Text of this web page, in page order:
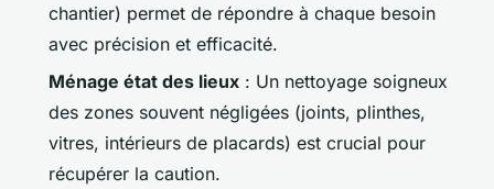
chantier) permet de répondre à chaque besoin
avec précision et efficacité.
Ménage état des lieux : Un nettoyage soigneux
des zones souvent négligées (joints, plinthes,
vitres, intérieurs de placards) est crucial pour
récupérer la caution.